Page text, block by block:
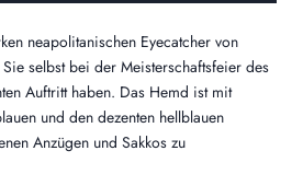
neapolitanischen Eyecatcher von
selbst bei der Meisterschaftsfeier des
Auftritt haben. Das Hemd ist mit
und den dezenten hellblauen
Anzügen und Sakkos zu